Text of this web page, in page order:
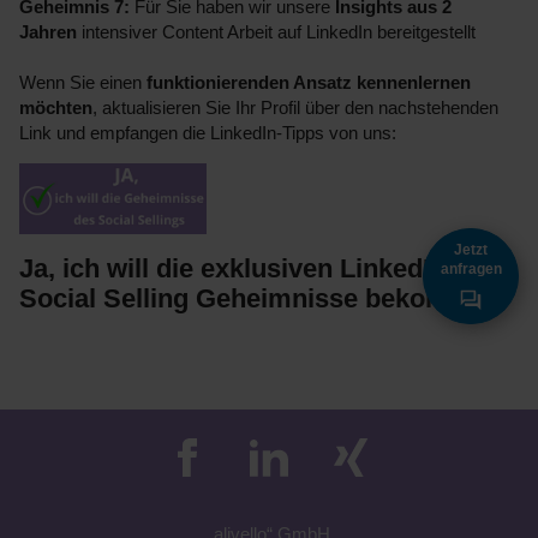
Geheimnis 7: Für Sie haben wir unsere Insights aus 2
Jahren intensiver Content Arbeit auf LinkedIn bereitgestellt
Wenn Sie einen funktionierenden Ansatz kennenlernen
möchten, aktualisieren Sie Ihr Profil über den nachstehenden
Link und empfangen die LinkedIn-Tipps von uns:
Ja, ich will die exklusiven LinkedIn
Social Selling Geheimnisse bekommen
Jetzt
anfragen
„alivello“ GmbH